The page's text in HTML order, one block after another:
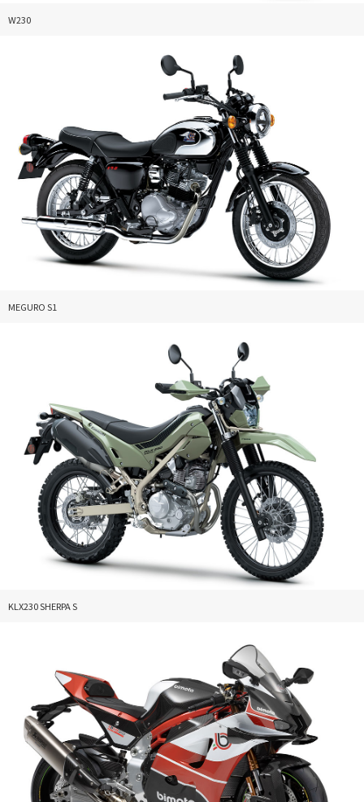
W230
MEGURO S1
KLX230 SHERPA S